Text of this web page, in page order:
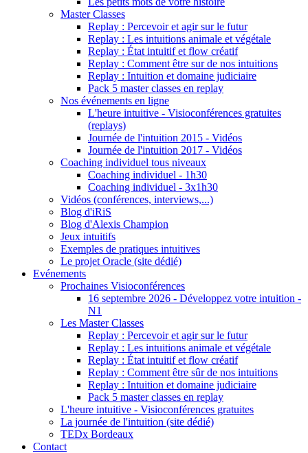
Master Classes
Replay : Percevoir et agir sur le futur
Replay : Les intuitions animale et végétale
Replay : État intuitif et flow créatif
Replay : Comment être sur de nos intuitions
Replay : Intuition et domaine judiciaire
Pack 5 master classes en replay
Nos événements en ligne
L'heure intuitive - Visioconférences gratuites
(replays)
Journée de l'intuition 2015 - Vidéos
Journée de l'intuition 2017 - Vidéos
Coaching individuel tous niveaux
Coaching individuel - 1h30
Coaching individuel - 3x1h30
Vidéos (conférences, interviews,...)
Blog d'iRiS
Blog d'Alexis Champion
Jeux intuitifs
Exemples de pratiques intuitives
Le projet Oracle (site dédié)
Evénements
Prochaines Visioconférences
16 septembre 2026 - Développez votre intuition -
N1
Les Master Classes
Replay : Percevoir et agir sur le futur
Replay : Les intuitions animale et végétale
Replay : État intuitif et flow créatif
Replay : Comment être sûr de nos intuitions
Replay : Intuition et domaine judiciaire
Pack 5 master classes en replay
L'heure intuitive - Visioconférences gratuites
La journée de l'intuition (site dédié)
TEDx Bordeaux
Contact